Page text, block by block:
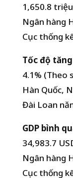
1,650.8
Ngân hàng
Cục thống
Tốc độ
4.1% (Theo
Hàn Quốc,
Đài Loan
GDP bình
34,983.7
Ngân hàng
Cục thống